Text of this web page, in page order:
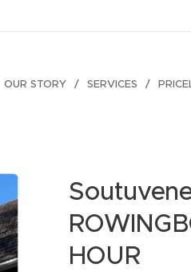
OUR STORY SERVICES
HOUR